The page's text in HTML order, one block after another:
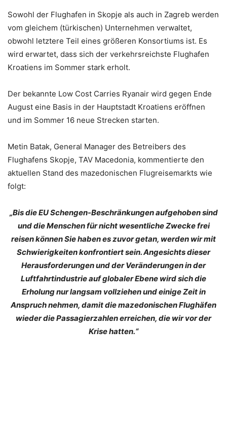
Sowohl der Flughafen in Skopje als auch in Zagreb werden
vom gleichem (türkischen) Unternehmen verwaltet,
obwohl letztere Teil eines größeren Konsortiums ist. Es
wird erwartet, dass sich der verkehrsreichste Flughafen
Kroatiens im Sommer stark erholt.
Der bekannte Low Cost Carries Ryanair wird gegen Ende
August eine Basis in der Hauptstadt Kroatiens eröffnen
und im Sommer 16 neue Strecken starten.
Metin Batak, General Manager des Betreibers des
Flughafens Skopje, TAV Macedonia, kommentierte den
aktuellen Stand des mazedonischen Flugreisemarkts wie
folgt:
„Bis die EU Schengen-Beschränkungen aufgehoben sind
und die Menschen für nicht wesentliche Zwecke frei
reisen können Sie haben es zuvor getan, werden wir mit
Schwierigkeiten konfrontiert sein. Angesichts dieser
Herausforderungen und der Veränderungen in der
Luftfahrtindustrie auf globaler Ebene wird sich die
Erholung nur langsam vollziehen und einige Zeit in
Anspruch nehmen, damit die mazedonischen Flughäfen
wieder die Passagierzahlen erreichen, die wir vor der
Krise hatten.“